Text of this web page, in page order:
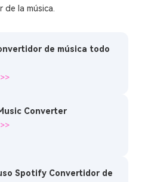
la música.
de música todo
Converter
Spotify Convertidor de